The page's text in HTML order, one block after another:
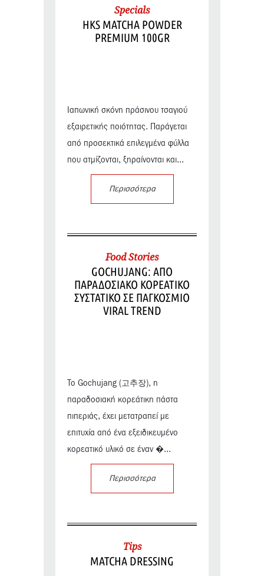
Specials
HKS MATCHA POWDER
PREMIUM 100GR
Ιαπωνική σκόνη πράσινου τσαγιού
εξαιρετικής ποιότητας. Παράγεται
από προσεκτικά επιλεγμένα φύλλα
που ατμίζονται, ξηραίνονται και...
Περισσότερα
Food Stories
GOCHUJANG: ΑΠΟ
ΠΑΡΑΔΟΣΙΑΚΟ ΚΟΡΕΑΤΙΚΟ
ΣΥΣΤΑΤΙΚΟ ΣΕ ΠΑΓΚΟΣΜΙΟ
VIRAL TREND
Το Gochujang (고추장), η
παραδοσιακή κορεάτικη πάστα
πιπεριάς, έχει μετατραπεί με
επιτυχία από ένα εξειδικευμένο
κορεατικό υλικό σε έναν �...
Περισσότερα
Tips
MATCHA DRESSING